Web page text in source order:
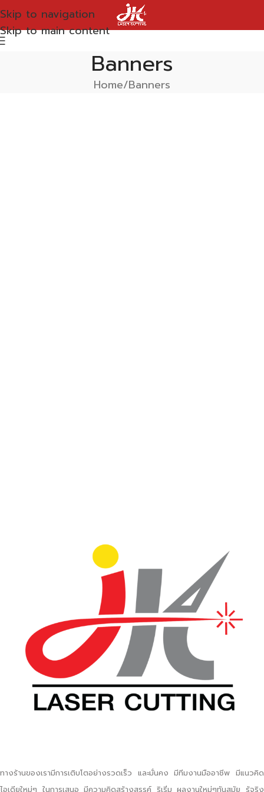
Skip to navigation
Skip to main content
Banners
Home Banners
ทางร้านของเรามีการเติบโตอย่างรวดเร็ว และมั่นคง มีทีมงานมืออาชีพ มีแนวคิด
ไอเดียใหม่ๆ ในการเสนอ มีความคิดสร้างสรรค์ ริเริ่ม ผลงานใหม่ๆทันสมัย รู้จริง